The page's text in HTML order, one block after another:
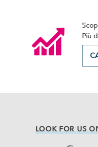
Più
LOOK FOR US